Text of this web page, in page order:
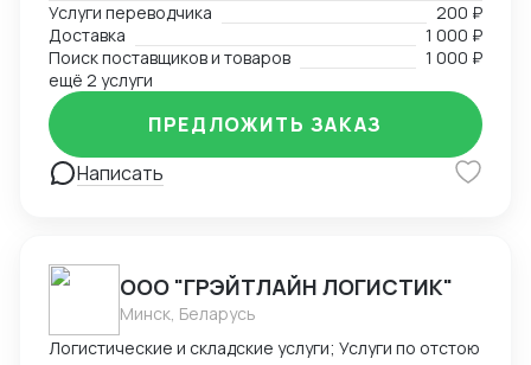
Координировал, вел переговоры по закупке,
согласовал цены DDP. Перевозил товары до складов
компании. В данный момент занимаюсь
организацией импорта в Российскую Федерацию из
Америки. Знаком со всеми первичными документами
ВЭД.
Услуги переводчика
200 ₽
Доставка
1 000 ₽
Поиск поставщиков и товаров
1 000 ₽
ещё 2 услуги
Написать
ПРЕДЛОЖИТЬ ЗАКАЗ
ООО "ГРЭЙТЛАЙН ЛОГИСТИК"
Минск, Беларусь
Логистические и складские услуги; Услуги по отстою